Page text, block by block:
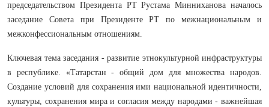
председательством Президента РТ Рустама Минниханова началось
заседание Совета при Президенте РТ по межнациональным и
межконфессиональным отношениям.
Ключевая тема заседания - развитие этнокультурной инфраструктуры
в республике. «Татарстан - общий дом для множества народов.
Создание условий для сохранения ими национальной идентичности,
культуры, сохранения мира и согласия между народами - важнейшая